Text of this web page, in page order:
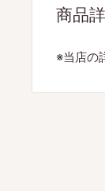
商品
※当店の